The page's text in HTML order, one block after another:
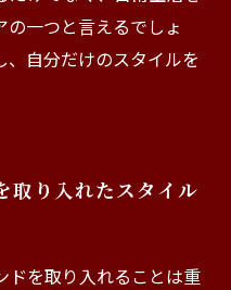
一つと言えるでしょ
、自分だけのスタイルを
取り入れたスタイル
ドを取り入れることは重